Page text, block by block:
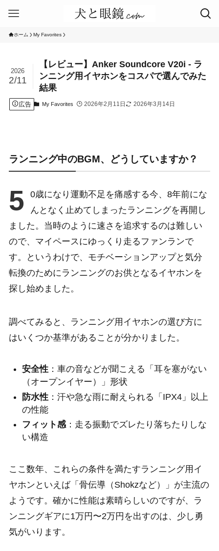
ホーム My Favorites
【レビュー】Anker Soundcore V20i ‐ ラ
ンニング用イヤホンをコスパで選んでみた
結果
2026
2/11
広告 My Favorites 2026年2月11日 2026年3月14日
ランニング中のBGM、どうしていますか？
5
0歳になり運動不足を痛感する今、8年前にな
んとなく止めてしまったランニングを再開し
ました。当時のように速さを追求するのは難しい
ので、マイペースにゆっくり走るファンランで
す。というわけで、モチベーションアップと気分
転換のためにランニングのお供となるイヤホンを
探し始めました。
調べてみると、ランニング用イヤホンの選び方に
はいくつか基準があることが分かりました。
安全性：車の音などが聞こえる「耳を塞がない
（オープンイヤー）」形状
防水性：汗や急な雨に耐えられる「IPX4」以上
の性能
フィット感：走る振動でズレたり落ちたりしな
い構造
ここ数年、これらの条件を満たすランニング用イ
ヤホンといえば「骨伝導（Shokzなど）」が主流の
ようです。確かに性能は素晴らしいのですが、ラ
ンニングギアに1万円〜2万円を出すのは、少し勇
気がいります。